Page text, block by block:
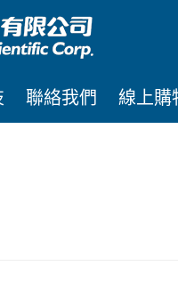
聯絡我們 線上購